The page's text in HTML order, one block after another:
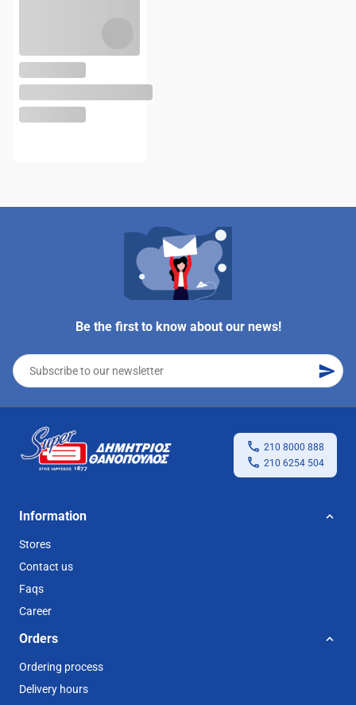
Be the first to know about our news!
210 8000 888
210 6254 504
Information
Stores
Contact us
Faqs
Career
Orders
Ordering process
Delivery hours